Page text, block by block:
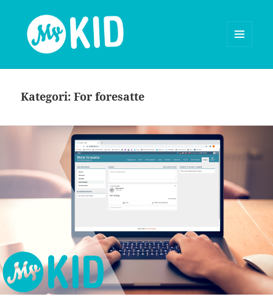
WIDGETER
Kategori:For foresatte